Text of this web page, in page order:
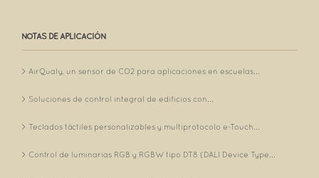
NOTAS DE APLICACIÓN
AirQualy, un sensor de CO2 para aplicaciones en escuelas...
Soluciones de control integral de edificios con...
Teclados táctiles personalizables y multiprotocolo e-Touch...
Control de luminarias RGB y RGBW tipo DT8 (DALI Device Type...